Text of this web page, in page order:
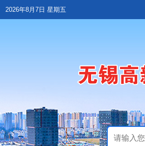
2026年8月7日 星期五